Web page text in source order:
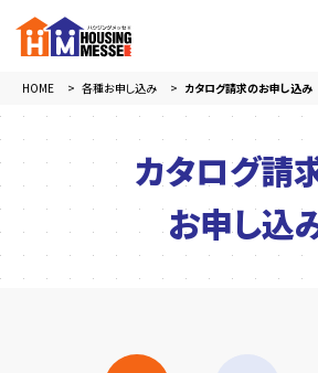
HOME 各種お申し込み カタログ請求のお申し込み
カタログ請
お申し込